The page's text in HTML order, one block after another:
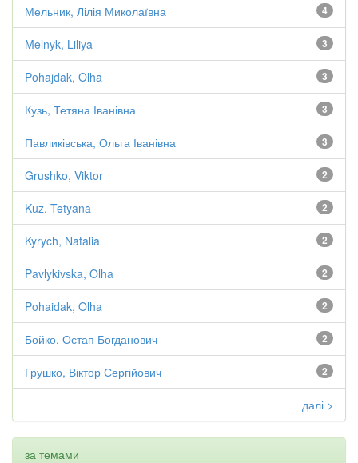
4
Мельник, Лілія Миколаївна
3
Melnyk, Liliya
3
Pohajdak, Olha
3
Кузь, Тетяна Іванівна
3
Павликівська, Ольга Іванівна
2
Grushko, Viktor
2
Kuz, Tetyana
2
Kyrych, Natalia
2
Pavlykivska, Olha
2
Pohaidak, Olha
2
Бойко, Остап Богданович
2
Грушко, Віктор Сергійович
далі >
за темами